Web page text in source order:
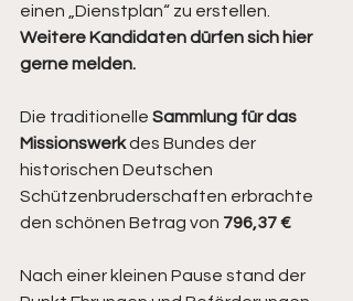
einen „Dienstplan“ zu erstellen.
Weitere Kandidaten dürfen sich hier
gerne melden.
Die traditionelle Sammlung für das
Missionswerk des Bundes der
historischen Deutschen
Schützenbruderschaften erbrachte
den schönen Betrag von 796,37 €
Nach einer kleinen Pause stand der